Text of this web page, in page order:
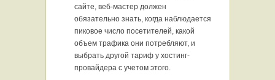
сайте, веб-мастер должен
обязательно знать, когда наблюдается
пиковое число посетителей, какой
объем трафика они потребляют, и
выбрать другой тариф у хостинг-
провайдера с учетом этого.